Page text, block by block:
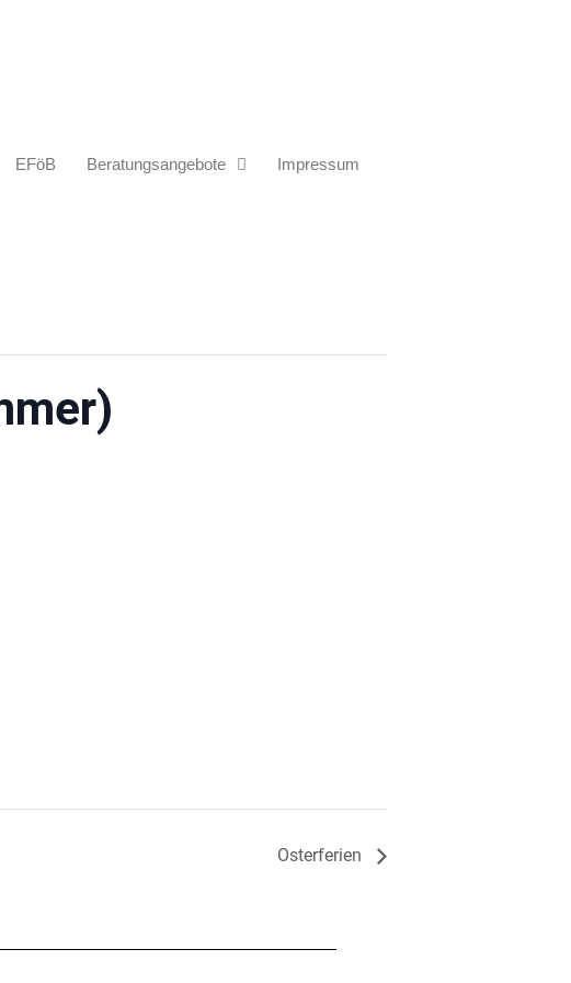
EFöB Beratungsangebote Impressum
Osterferien